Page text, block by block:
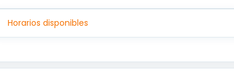
Horarios disponibles